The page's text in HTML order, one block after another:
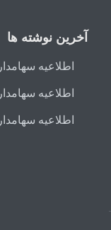
آخرین نوشته ها
اطلاعیه
اطلاعیه
اطلاعیه